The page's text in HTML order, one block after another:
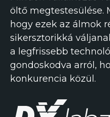
öltő megtestesülése.
hogy ezek az álmok
sikersztorikká
a legfrissebb
gondoskodva arról,
konkurencia közül.